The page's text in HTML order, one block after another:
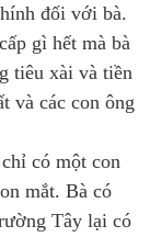
đối với bà.
gì hết mà bà
tiêu xài và tiền
và các con ông
có một con
mắt. Bà có
Tây lại có